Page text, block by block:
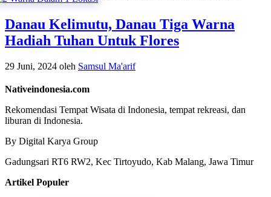
Danau Kelimutu, Danau Tiga Warna
Hadiah Tuhan Untuk Flores
29 Juni, 2024 oleh Samsul Ma'arif
Nativeindonesia.com
Rekomendasi Tempat Wisata di Indonesia, tempat rekreasi, dan
liburan di Indonesia.
By Digital Karya Group
Gadungsari RT6 RW2, Kec Tirtoyudo, Kab Malang, Jawa Timur
Artikel Populer